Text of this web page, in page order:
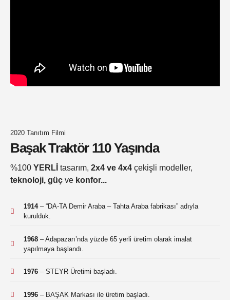
2020 Tanıtım Filmi
Başak Traktör 110 Yaşında
%100 YERLİ tasarım, 2x4 ve 4x4 çekişli modeller,
teknoloji, güç ve konfor...
1914– “DA-TA Demir Araba – Tahta Araba fabrikası” adıyla
kurulduk.
1968 – Adapazarı’nda yüzde 65 yerli üretim olarak imalat
yapılmaya başlandı.
1976 – STEYR Üretimi başladı.
1996 – BAŞAK Markası ile üretim başladı.